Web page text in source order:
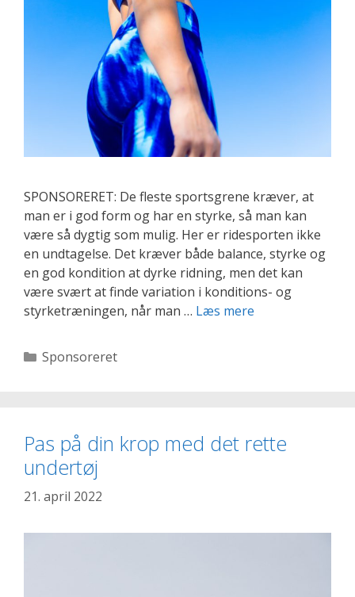
SPONSORERET: De fleste sportsgrene kræver, at
man er i god form og har en styrke, så man kan
være så dygtig som mulig. Her er ridesporten ikke
en undtagelse. Det kræver både balance, styrke og
en god kondition at dyrke ridning, men det kan
være svært at finde variation i konditions- og
styrketræningen, når man … Læs mere
Kategorier
Sponsoreret
Pas på din krop med det rette
undertøj
21. april 2022